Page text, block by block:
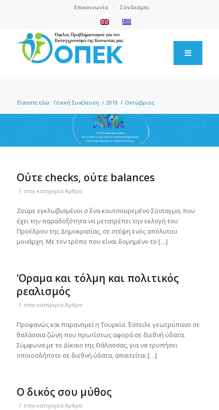
Επικοινωνία Σύνδεσμοι
Είσαστε εδώ: Γενική Συνέλευση / 2019 / Οκτώβριος
Ούτε checks, ούτε balances
/ στην κατηγορία Άρθρα
Ζούμε εγκλωβισμένοι σ΄ ένα κουτσουρεμένο Σύνταγμα, που
έχει την παραδοξότητα να μετατρέπει την εκλογή του
Προέδρου της Δημοκρατίας, σε στέψη ενός απόλυτου
μονάρχη. Με τον τρόπο που είναι δομημένο το […]
‘Οραμα και τόλμη και πολιτικός
ρεαλισμός
/ στην κατηγορία Άρθρα
Προφανώς και παρανομεί η Τουρκία. Έστειλε γεωτρύπανο σε
θαλάσσια ζώνη που πρωτίστως αφορά σε διεθνή ύδατα.
Σύμφωνα με το Δίκαιο της Θάλασσας, για να τρυπήσει
οποιοσδήποτε σε διεθνή ύδατα, απαιτείται […]
Ο δικός σου μύθος
/ στην κατηγορία Άρθρα